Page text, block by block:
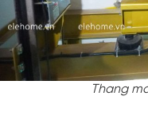
Thang